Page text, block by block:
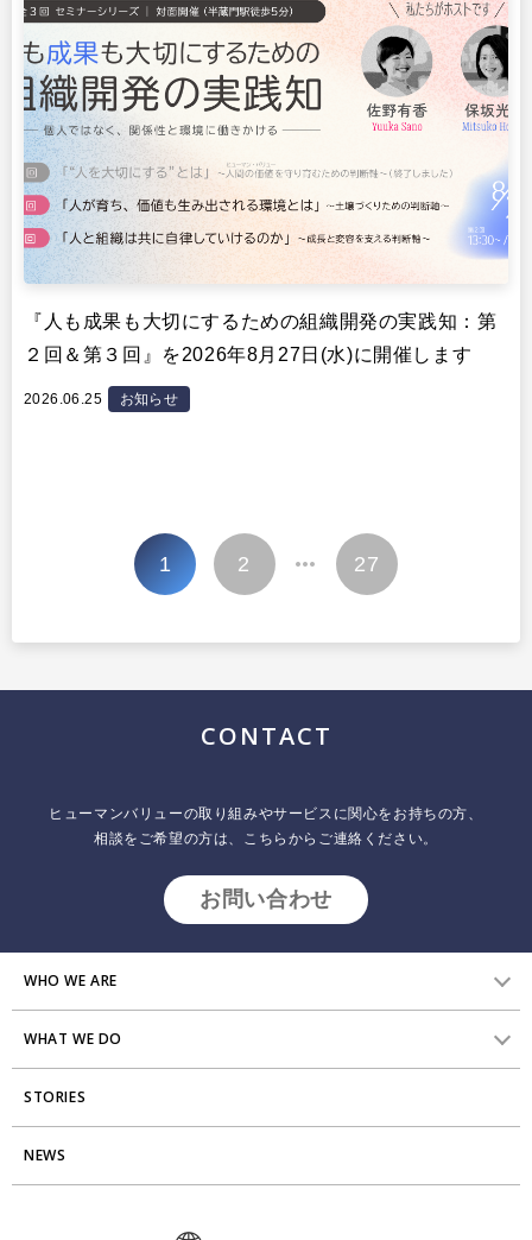
『人も成果も大切にするための組織開発の実践知：第
２回＆第３回』を2026年8月27日(水)に開催します
2026.06.25 お知らせ
ペ
1 2 27
CONTACT
ヒューマンバリューの取り組みやサービスに関心をお持ちの方、
相談をご希望の方は、こちらからご連絡ください。
お問い合わせ
WHO WE ARE
HVからのメッセージ
研究員紹介
アクセス
WHAT WE DO
組織変革
エンゲージメント向上支援
STORIES
Stories
NEWS